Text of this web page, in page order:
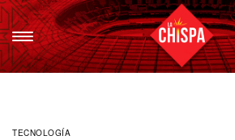
TECNOLOGÍA